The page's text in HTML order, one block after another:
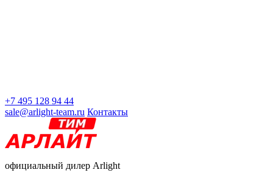
+7 495 128 94 44
sale@arlight-team.ru Контакты
официальный дилер Arlight